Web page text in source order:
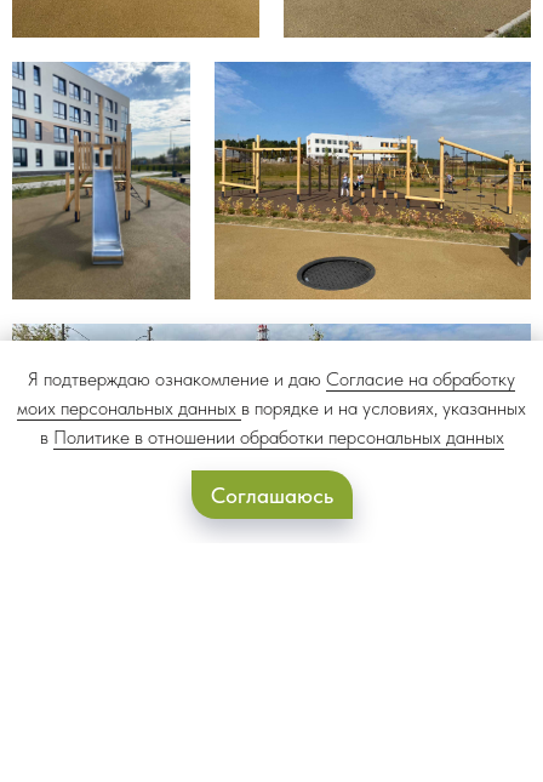
Я подтверждаю ознакомление и даю Согласие на обработку
моих персональных данных в порядке и на условиях, указанных
в Политике в отношении обработки персональных данных
Соглашаюсь